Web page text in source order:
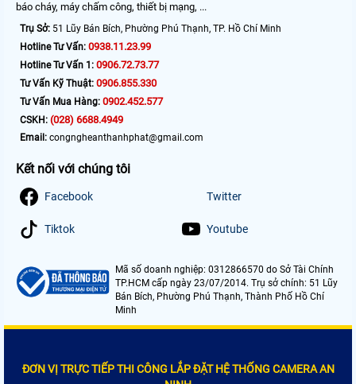
báo cháy, máy chấm công, thiết bị mạng, ...
Trụ Sở: 51 Lũy Bán Bích, Phường Phú Thạnh, TP. Hồ Chí Minh
Hotline Tư Vấn: 0938.11.23.99
Hotline Tư Vấn 1: 0906.72.73.77
Tư Vấn Kỹ Thuật: 0906.855.330
Tư Vấn Mua Hàng: 0902.452.577
CSKH: (028) 6688.4949
Email: congngheanthanhphat@gmail.com
Kết nối với chúng tôi
Facebook Twitter
Tiktok Youtube
Mã số doanh nghiệp: 0312866570 do Sở Tài Chính
TP.HCM cấp ngày 23/07/2014. Trụ sở chính: 51 Lũy
Bán Bích, Phường Phú Thạnh, Thành Phố Hồ Chí
Minh
ĐƠN VỊ TRỰC TIẾP THI CÔNG LẮP ĐẶT HỆ THỐNG CAMERA AN